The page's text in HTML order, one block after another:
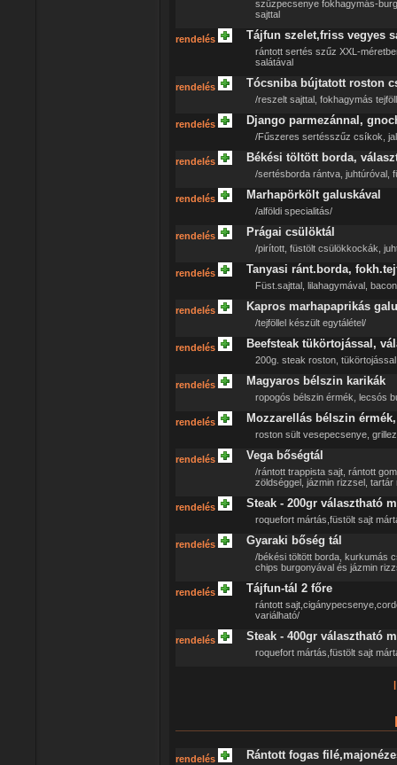
szűzpecsenye fokhagymás-
sajttal
rendelés Tájfun szelet,friss vegyes
rántott sertés szűz XXL-
salátával
rendelés Tócsniba bújtatott roston
/reszelt sajttal, fokhagymás
rendelés Django parmezánnal,
/Fűszeres sertésszűz csíkok,
rendelés Békési töltött borda,
/sertésborda rántva, juhtúróval,
rendelés Marhapörkölt galuskával
/alföldi specialitás/
rendelés Prágai csülöktál
/pirított, füstölt csülökkockák,
rendelés Tanyasi ránt.borda,
Füst.sajttal, lilahagymával,
rendelés Kapros marhapaprikás
/tejföllel készült egytálétel/
rendelés Beefsteak tükörtojással,
200g. steak roston, tükörtojással
rendelés Magyaros bélszin karikák
ropogós bélszin érmék, lecsós
rendelés Mozzarellás bélszin
roston sült vesepecsenye,
rendelés Vega bőségtál
/rántott trappista sajt, rántott
zöldséggel, jázmin rizzsel, tartár
rendelés Steak - 200gr választható
roquefort mártás,füstölt sajt
rendelés Gyaraki bőség tál
/békési töltött borda, kurkumás
chips burgonyával és jázmin
rendelés Tájfun-tál 2 főre
rántott
variálható/
rendelés Steak - 400gr választható
roquefort mártás,füstölt sajt
rendelés Rántott fogas